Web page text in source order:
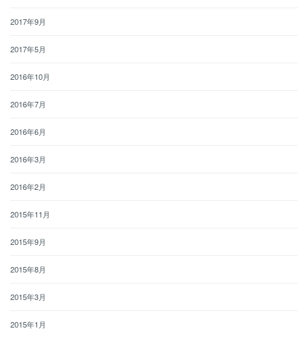
2017年9月
2017年5月
2016年10月
2016年7月
2016年6月
2016年3月
2016年2月
2015年11月
2015年9月
2015年8月
2015年3月
2015年1月